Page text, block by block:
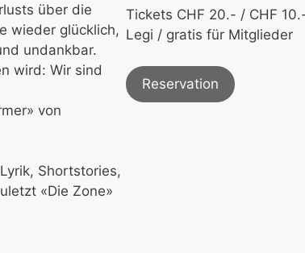
über die
wieder glücklich,
undankbar.
wird: Wir sind
von
Shortstories,
«Die Zone»
Tickets CHF 20.- / CHF
Legi / gratis für Mitglieder
Reservation